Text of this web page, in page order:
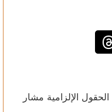
الحقول الإلزامية مشار